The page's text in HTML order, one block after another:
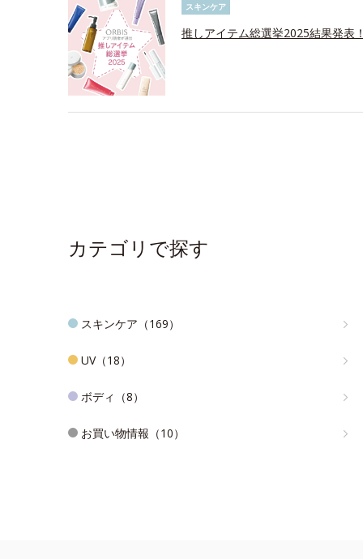
スキンケア
推しアイテム総選挙2025結果発表
カテゴリで探す
スキンケア（169）
UV（18）
ボディ（8）
お買い物情報（10）